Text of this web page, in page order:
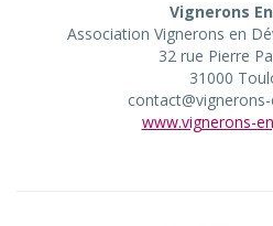
Vignerons
Association Vignerons en
32 rue Pierre
31000
www.vignerons-